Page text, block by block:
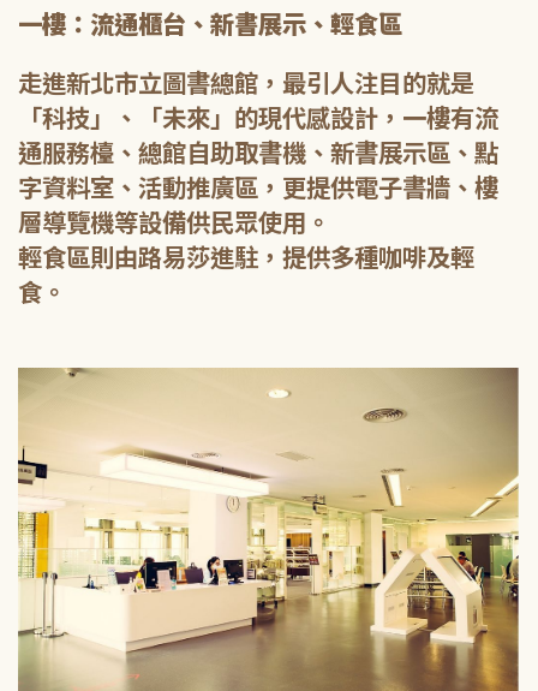
一樓：流通櫃台、新書展示、輕食區
走進新北市立圖書總館，最引人注目的就是
「科技」、「未來」的現代感設計，一樓有流
通服務檯、總館自助取書機、新書展示區、點
字資料室、活動推廣區，更提供電子書牆、樓
層導覽機等設備供民眾使用。
輕食區則由路易莎進駐，提供多種咖啡及輕
食。